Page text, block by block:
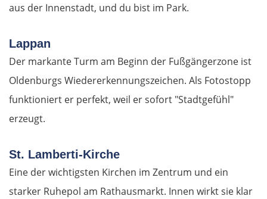
aus der Innenstadt, und du bist im Park.
Lappan
Der markante Turm am Beginn der Fußgängerzone ist
Oldenburgs Wiedererkennungszeichen. Als Fotostopp
funktioniert er perfekt, weil er sofort "Stadtgefühl"
erzeugt.
St. Lamberti-Kirche
Eine der wichtigsten Kirchen im Zentrum und ein
starker Ruhepol am Rathausmarkt. Innen wirkt sie klar
Schwiebus
Deutschland Ost
Fürstenwalde
Berlin